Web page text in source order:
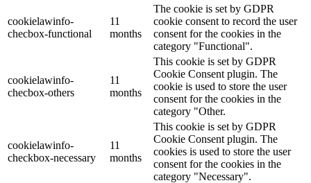
cookielawinfo-
checbox-functional
11
months
The cookie is set by GDPR
cookie consent to record the user
consent for the cookies in the
category "Functional".
cookielawinfo-
checbox-others
11
months
This cookie is set by GDPR
Cookie Consent plugin. The
cookie is used to store the user
consent for the cookies in the
category "Other.
cookielawinfo-
checkbox-necessary
11
months
This cookie is set by GDPR
Cookie Consent plugin. The
cookies is used to store the user
consent for the cookies in the
category "Necessary".